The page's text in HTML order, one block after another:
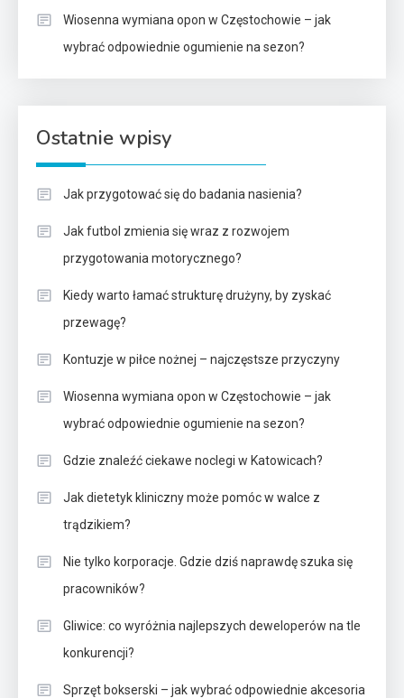
Wiosenna wymiana opon w Częstochowie – jak
wybrać odpowiednie ogumienie na sezon?
Ostatnie wpisy
Jak przygotować się do badania nasienia?
Jak futbol zmienia się wraz z rozwojem
przygotowania motorycznego?
Kiedy warto łamać strukturę drużyny, by zyskać
przewagę?
Kontuzje w piłce nożnej – najczęstsze przyczyny
Wiosenna wymiana opon w Częstochowie – jak
wybrać odpowiednie ogumienie na sezon?
Gdzie znaleźć ciekawe noclegi w Katowicach?
Jak dietetyk kliniczny może pomóc w walce z
trądzikiem?
Nie tylko korporacje. Gdzie dziś naprawdę szuka się
pracowników?
Gliwice: co wyróżnia najlepszych deweloperów na tle
konkurencji?
Sprzęt bokserski – jak wybrać odpowiednie akcesoria